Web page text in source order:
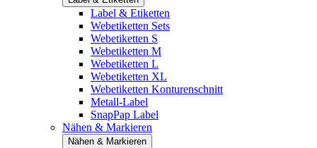
Label & Etiketten
Webetiketten Sets
Webetiketten S
Webetiketten M
Webetiketten L
Webetiketten XL
Webetiketten Konturenschnitt
Metall-Label
SnapPap Label
Nähen & Markieren
Nähen & Markieren